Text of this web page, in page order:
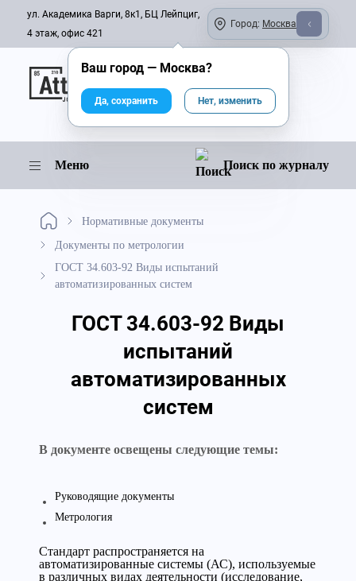
ул. Академика Варги, 8к1, БЦ Лейпциг,
4 этаж, офис 421
Город: Москва
Онлайн-журнал
Меню Поиск по журналу
Нормативные документы
Документы по метрологии
ГОСТ 34.603-92 Виды испытаний
автоматизированных систем
ГОСТ 34.603-92 Виды
испытаний
автоматизированных
систем
В документе освещены следующие темы:
Руководящие документы
Метрология
Стандарт распространяется на
автоматизированные системы (АС), используемые
в различных видах деятельности (исследование,
Ваш город — Москва?
Да, сохранить Нет, изменить